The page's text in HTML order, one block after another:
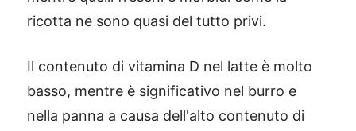
ricotta ne sono quasi del tutto privi.
Il contenuto di vitamina D nel latte è molto
basso, mentre è significativo nel burro e
nella panna a causa dell'alto contenuto di